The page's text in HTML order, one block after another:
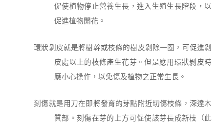
促使植物停止營養生長，進入生殖生長階段，以
促進植物開花。
環狀剝皮就是將樹幹或枝條的樹皮剝除一圈，可促進剝
皮處以上的枝條產生花芽。但是應用環狀剝皮時
應小心操作，以免傷及植物之正常生長。
刻傷就是用刀在即將發育的芽點附近切傷枝條，深達木
質部。刻傷在芽的上方可促使該芽長成新枝（此